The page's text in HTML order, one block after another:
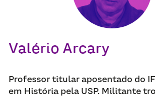
Receba atualizações
Valério Arcary
Professor titular aposentado do
em História pela USP. Militante